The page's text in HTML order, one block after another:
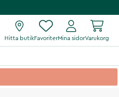
Hitta butikFavoriterMina sidorVarukorg